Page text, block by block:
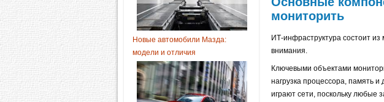
Новые автомобили Мазда:
модели и отличия
мониторить
ИТ-инфраструктура состоит
внимания.
Ключевыми объектами
нагрузка процессора, память
играют сети, поскольку любые